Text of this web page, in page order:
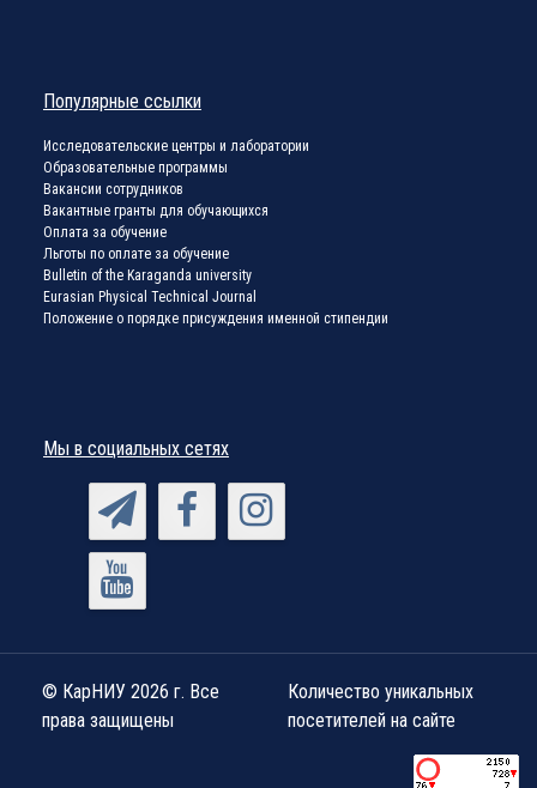
Популярные ссылки
Исследовательские центры и лаборатории
Образовательные программы
Вакансии сотрудников
Вакантные гранты для обучающихся
Оплата за обучение
Льготы по оплате за обучение
Bulletin of the Karaganda university
Eurasian Physical Technical Journal
Положение о порядке присуждения именной стипендии
Мы в социальных сетях
© КарНИУ 2026 г. Все
права защищены
Количество уникальных
посетителей на сайте